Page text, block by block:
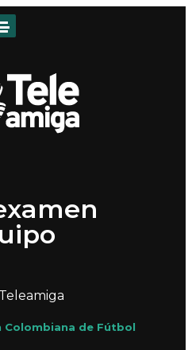
Colombiana de Fútbol